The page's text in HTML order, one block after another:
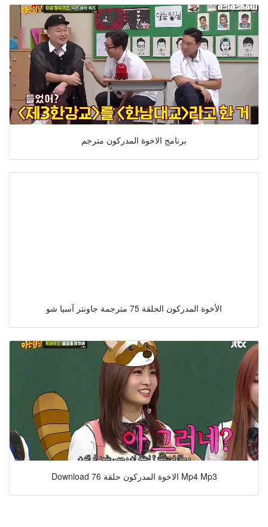
برنامج الاخوة المدركون مترجم
الأخوة المدركون الحلقة 75 مترجمة جاونتر آسيا شو
Download الاخوة المدركون حلقة 76 Mp4 Mp3